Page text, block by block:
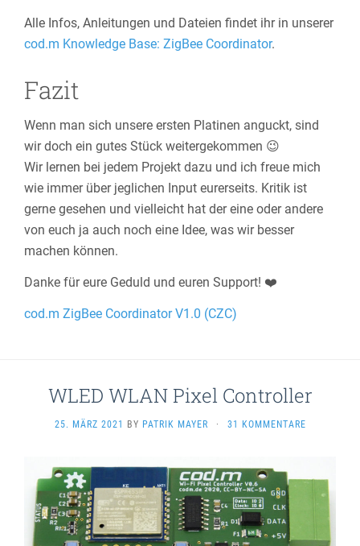
Alle Infos, Anleitungen und Dateien findet ihr in unserer
cod.m Knowledge Base: ZigBee Coordinator.
Fazit
Wenn man sich unsere ersten Platinen anguckt, sind
wir doch ein gutes Stück weitergekommen 😉
Wir lernen bei jedem Projekt dazu und ich freue mich
wie immer über jeglichen Input eurerseits. Kritik ist
gerne gesehen und vielleicht hat der eine oder andere
von euch ja auch noch eine Idee, was wir besser
machen können.
Danke für eure Geduld und euren Support! ❤️
cod.m ZigBee Coordinator V1.0 (CZC)
WLED WLAN Pixel Controller
25. MÄRZ 2021 BY PATRIK MAYER · 31 KOMMENTARE